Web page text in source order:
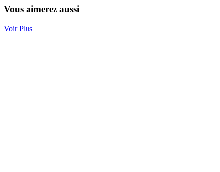
Vous aimerez aussi
Voir Plus